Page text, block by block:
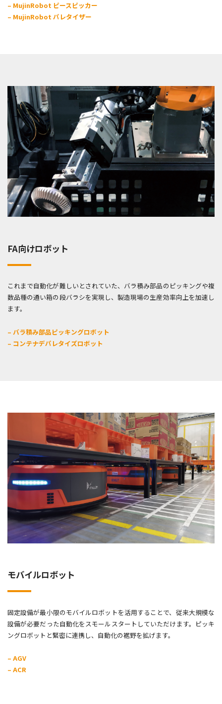
– MujinRobot ピースピッカー
– MujinRobot パレタイザー
FA向けロボット
これまで自動化が難しいとされていた、バラ積み部品のピッキングや複
数品種の通い箱の段バラシを実現し、製造現場の生産効率向上を加速し
ます。
– バラ積み部品ピッキングロボット
– コンテナデパレタイズロボット
モバイルロボット
固定設備が最小限のモバイルロボットを活用することで、従来大規模な
設備が必要だった自動化をスモールスタートしていただけます。ピッキ
ングロボットと緊密に連携し、自動化の裾野を拡げます。
– AGV
– ACR